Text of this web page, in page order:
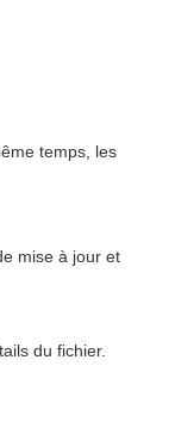
temps, les
mise à jour et
du fichier.